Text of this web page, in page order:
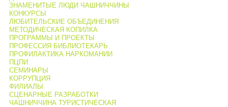
ЗНАМЕНИТЫЕ ЛЮДИ ЧАШНИЧЧИНЫ
КОНКУРСЫ
ЛЮБИТЕЛЬСКИЕ ОБЪЕДИНЕНИЯ
МЕТОДИЧЕСКАЯ КОПИЛКА
ПРОГРАММЫ И ПРОЕКТЫ
ПРОФЕССИЯ БИБЛИОТЕКАРЬ
ПРОФИЛАКТИКА НАРКОМАНИИ
ПЦПИ
СЕМИНАРЫ
КОРРУПЦИЯ
ФИЛИАЛЫ
СЦЕНАРНЫЕ РАЗРАБОТКИ
ЧАШНИЧЧИНА ТУРИСТИЧЕСКАЯ